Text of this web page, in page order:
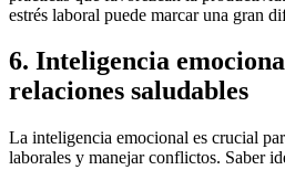
estrés laboral puede marcar una gran
6. Inteligencia
relaciones saludables
La inteligencia emocional es crucial
laborales y manejar conflictos. Saber